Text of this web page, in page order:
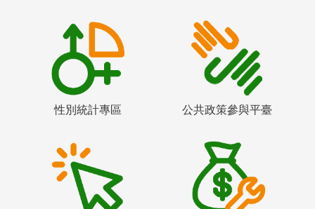
性別統計專區 公共政策參與平臺